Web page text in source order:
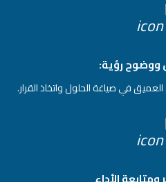
ووضوح رؤية:
العميق في صياغة الحلول واتخاذ القرار.